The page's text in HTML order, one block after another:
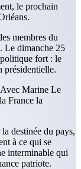
le prochain
membres du
Le dimanche 25
fort : le
présidentielle.
Avec Marine Le
France la
destinée du pays,
à ce qui se
interminable qui
patriote.